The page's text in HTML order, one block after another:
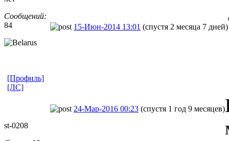
Сообщений:
84
15-Июн-2014 13:01 (спустя 2 месяца 7 дней)
[Профиль]
[ЛС]
st-0208
24-Мар-2016 00:23 (спустя 1 год 9 месяцев)